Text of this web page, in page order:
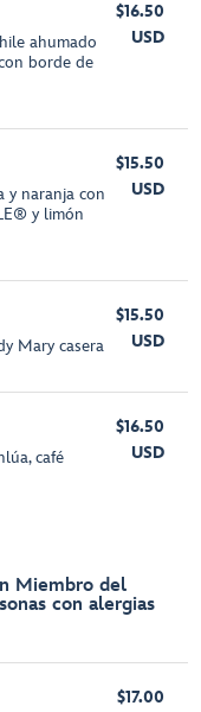
ahumado
borde de
$16.50
USD
y naranja con
y limón
$15.50
USD
Mary casera
$15.50
USD
café
$16.50
USD
Miembro del
con alergias
$17.00